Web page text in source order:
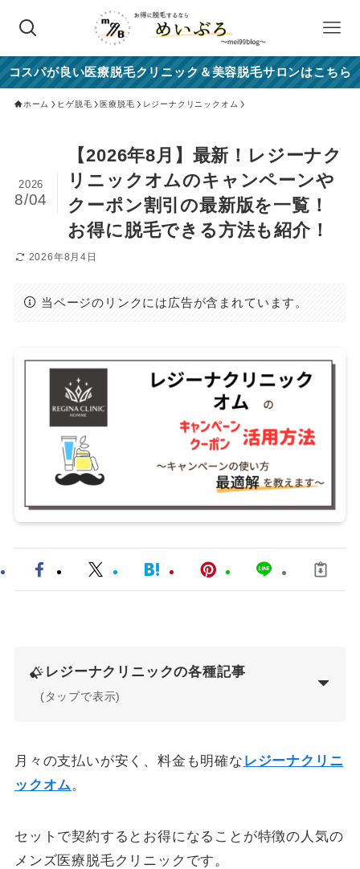
コスパが良い医療脱毛クリニック＆美容脱毛サロンはこちら
ホーム ヒゲ脱毛 医療脱毛 レジーナクリニックオム
【2026年8月】最新！レジーナク
リニックオムのキャンペーンや
クーポン割引の最新版を一覧！
お得に脱毛できる方法も紹介！
2026
8/04
2026年8月4日
当ページのリンクには広告が含まれています。
レジーナクリニックの各種記事
(タップで表示)
月々の支払いが安く、料金も明確な レジーナクリニ
ックオム 。
セットで契約するとお得になることが特徴の人気の
メンズ医療脱毛クリニックです。